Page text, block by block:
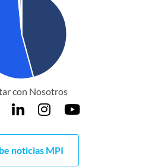
con Nosotros
noticias MPI